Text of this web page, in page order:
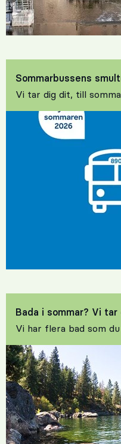
Sommarbussens
Vi tar dig dit, till
Bada i sommar? Vi
Vi har flera bad som